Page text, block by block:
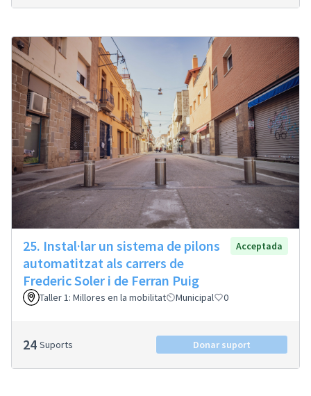
25. Instal·lar un sistema de pilons
automatitzat als carrers de
Frederic Soler i de Ferran Puig
Acceptada
Taller 1: Millores en la mobilitat Municipal 0
24 Suports Donar suport